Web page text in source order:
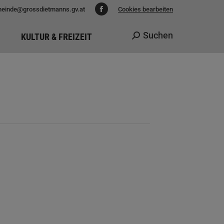
Facebook
Cookies bearbeiten
KULTUR & FREIZEIT Search:
Suchen